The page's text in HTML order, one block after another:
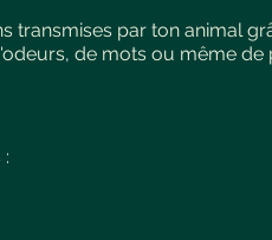
transmises par ton animal
de mots ou même de